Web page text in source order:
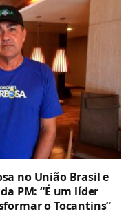
no União Brasil e
PM: “É um líder
o Tocantins”